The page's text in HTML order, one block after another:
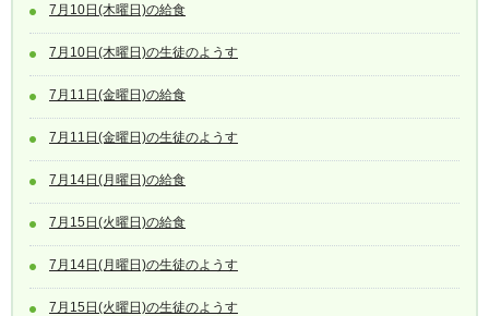
7月10日(木曜日)の給食
7月10日(木曜日)の生徒のようす
7月11日(金曜日)の給食
7月11日(金曜日)の生徒のようす
7月14日(月曜日)の給食
7月15日(火曜日)の給食
7月14日(月曜日)の生徒のようす
7月15日(火曜日)の生徒のようす